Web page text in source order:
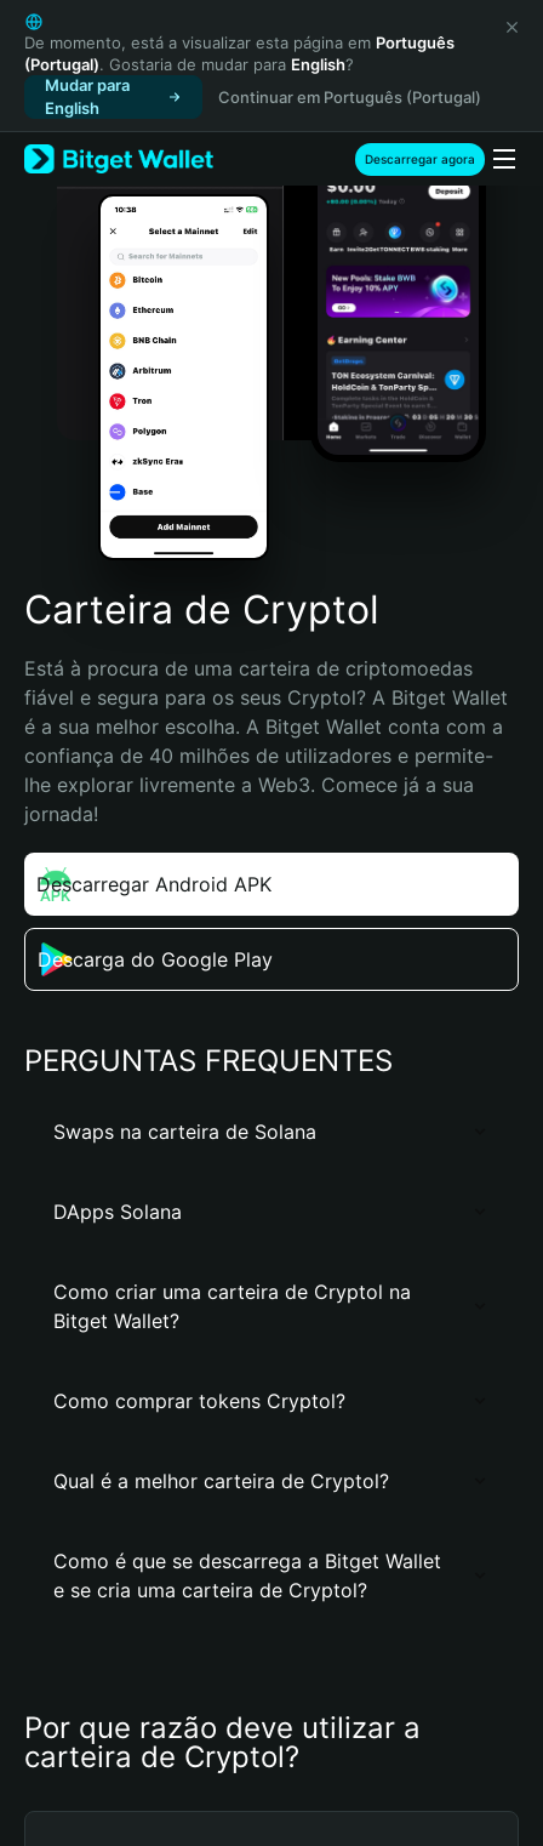
English
日本語
Tiếng Việt
Русский
Español (Latinoamérica)
Türkçe
Italiano
Português (Portugal)
Bahasa Indonesia
Português (Brasil)
Español (Argentina)
De momento, está a visualizar esta página em Português
(Portugal). Gostaria de mudar para English?
Mudar para
English
Continuar em Português (Portugal)
Descarregar agora
Carteira de Cryptol
Está à procura de uma carteira de criptomoedas
fiável e segura para os seus Cryptol? A Bitget Wallet
é a sua melhor escolha. A Bitget Wallet conta com a
confiança de 40 milhões de utilizadores e permite-
lhe explorar livremente a Web3. Comece já a sua
jornada!
Descarregar Android APK
Descarga do Google Play
PERGUNTAS FREQUENTES
Swaps na carteira de Solana
DApps Solana
Como criar uma carteira de Cryptol na
Bitget Wallet?
Como comprar tokens Cryptol?
Qual é a melhor carteira de Cryptol?
Como é que se descarrega a Bitget Wallet
e se cria uma carteira de Cryptol?
Por que razão deve utilizar a
carteira de Cryptol?